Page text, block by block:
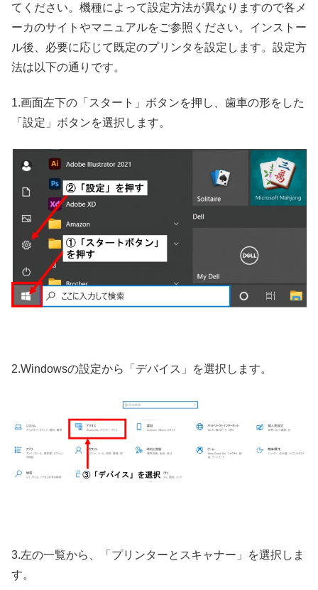
てください。機種によって設定方法が異なりますので各メ
ーカのサイトやマニュアルをご参照ください。インストー
ル後、必要に応じて既定のプリンタを設定します。設定方
法は以下の通りです。
1.画面左下の「スタート」ボタンを押し、歯車の形をした
「設定」ボタンを選択します。
2.Windowsの設定から「デバイス」を選択します。
3.左の一覧から、「プリンターとスキャナー」を選択しま
す。